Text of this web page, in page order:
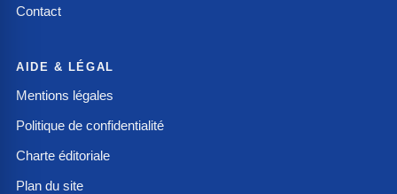
Contact
AIDE & LÉGAL
Mentions légales
Politique de confidentialité
Charte éditoriale
Plan du site